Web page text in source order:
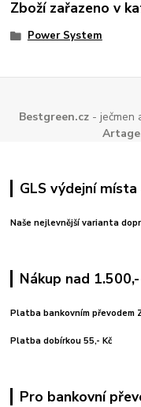
Zboží zařazeno v
Power System
Bestgreen.cz - ječmen
GLS výdejní místa
Naše nejlevnější varianta
Nákup nad
Platba bankovním převodem
Platba dobírkou 55,- Kč
Pro bankovní